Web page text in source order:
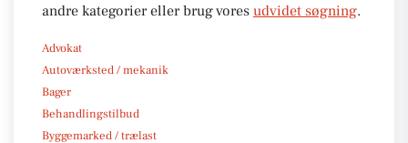
andre kategorier eller brug vores udvidet søgning.
Advokat
Autoværksted / mekanik
Bager
Behandlingstilbud
Byggemarked / trælast